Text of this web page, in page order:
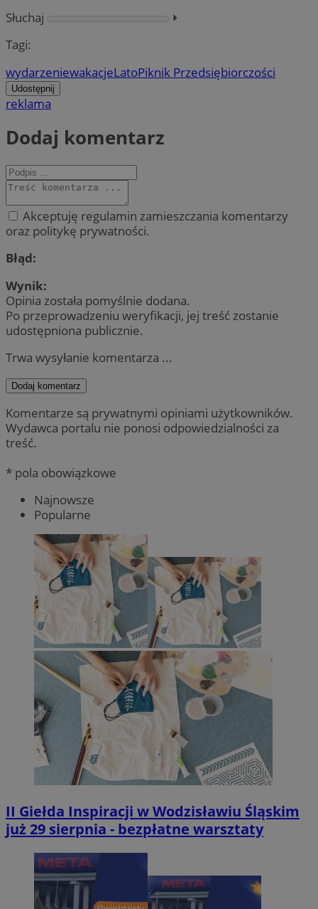
Słuchaj
⏵︎
Tagi:
wydarzeniewakacjeLatoPiknik Przedsiębiorczości
Udostępnij
reklama
Dodaj komentarz
Akceptuję regulamin zamieszczania komentarzy
oraz politykę prywatności.
Błąd:
Wynik:
Opinia została pomyślnie dodana.
Po przeprowadzeniu weryfikacji, jej treść zostanie
udostępniona publicznie.
Trwa wysyłanie komentarza ...
Dodaj komentarz
Komentarze są prywatnymi opiniami użytkowników.
Wydawca portalu nie ponosi odpowiedzialności za
treść.
* pola obowiązkowe
Najnowsze
Popularne
II Giełda Inspiracji w Wodzisławiu Śląskim
już 29 sierpnia - bezpłatne warsztaty